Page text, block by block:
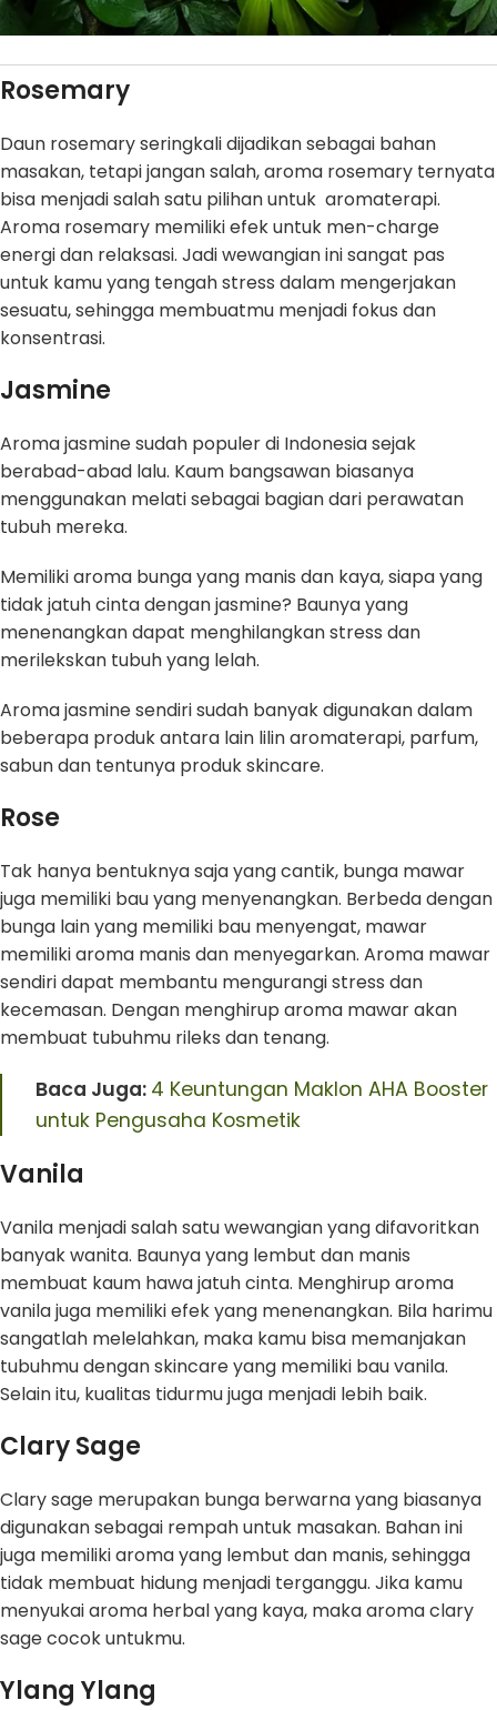
Rosemary
Daun rosemary seringkali dijadikan sebagai bahan
masakan, tetapi jangan salah, aroma rosemary ternyata
bisa menjadi salah satu pilihan untuk aromaterapi.
Aroma rosemary memiliki efek untuk men-charge
energi dan relaksasi. Jadi wewangian ini sangat pas
untuk kamu yang tengah stress dalam mengerjakan
sesuatu, sehingga membuatmu menjadi fokus dan
konsentrasi.
Jasmine
Aroma jasmine sudah populer di Indonesia sejak
berabad-abad lalu. Kaum bangsawan biasanya
menggunakan melati sebagai bagian dari perawatan
tubuh mereka.
Memiliki aroma bunga yang manis dan kaya, siapa yang
tidak jatuh cinta dengan jasmine? Baunya yang
menenangkan dapat menghilangkan stress dan
merilekskan tubuh yang lelah.
Aroma jasmine sendiri sudah banyak digunakan dalam
beberapa produk antara lain lilin aromaterapi, parfum,
sabun dan tentunya produk skincare.
Rose
Tak hanya bentuknya saja yang cantik, bunga mawar
juga memiliki bau yang menyenangkan. Berbeda dengan
bunga lain yang memiliki bau menyengat, mawar
memiliki aroma manis dan menyegarkan. Aroma mawar
sendiri dapat membantu mengurangi stress dan
kecemasan. Dengan menghirup aroma mawar akan
membuat tubuhmu rileks dan tenang.
Baca Juga: 4 Keuntungan Maklon AHA Booster
untuk Pengusaha Kosmetik
Vanila
Vanila menjadi salah satu wewangian yang difavoritkan
banyak wanita. Baunya yang lembut dan manis
membuat kaum hawa jatuh cinta. Menghirup aroma
vanila juga memiliki efek yang menenangkan. Bila harimu
sangatlah melelahkan, maka kamu bisa memanjakan
tubuhmu dengan skincare yang memiliki bau vanila.
Selain itu, kualitas tidurmu juga menjadi lebih baik.
Clary Sage
Clary sage merupakan bunga berwarna yang biasanya
digunakan sebagai rempah untuk masakan. Bahan ini
juga memiliki aroma yang lembut dan manis, sehingga
tidak membuat hidung menjadi terganggu. Jika kamu
menyukai aroma herbal yang kaya, maka aroma clary
sage cocok untukmu.
Ylang Ylang